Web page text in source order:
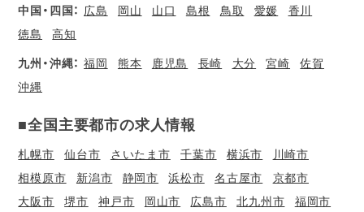
中国・四国： 広島 岡山 山口 島根 鳥取 愛媛
香川
徳島
高知
九州・沖縄： 福岡 熊本 鹿児島 長崎 大分 宮崎
佐賀
沖縄
■全国主要都市の求人情報
札幌市 仙台市 さいたま市 千葉市 横浜市
川崎市
相模原市
新潟市 静岡市 浜松市 名古屋市
京都市
大阪市
堺市 神戸市 岡山市 広島市 北九州市
福岡市